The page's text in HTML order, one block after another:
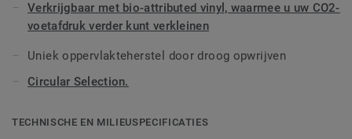
Deze collectie maakt deel uit van onzeCircular Selection.
Verkrijgbaar met bio-attributed vinyl, waarmee u uw CO2-
voetafdruk verder kunt verkleinen
Uniek oppervlakteherstel door droog opwrijven
Circular Selection.
TECHNISCHE EN MILIEUSPECIFICATIES